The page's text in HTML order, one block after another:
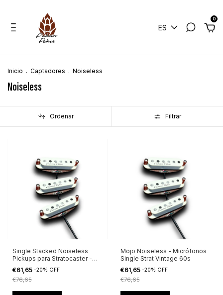
ES
0
Inicio . Captadores . Noiseless
Noiseless
Ordenar Filtrar
Single Stacked Noiseless
Pickups para Stratocaster -
Valhalla
€61,65 -20% OFF
€76,65
Mojo Noiseless - Micrófonos
Single Strat Vintage 60s
€61,65 -20% OFF
€76,65